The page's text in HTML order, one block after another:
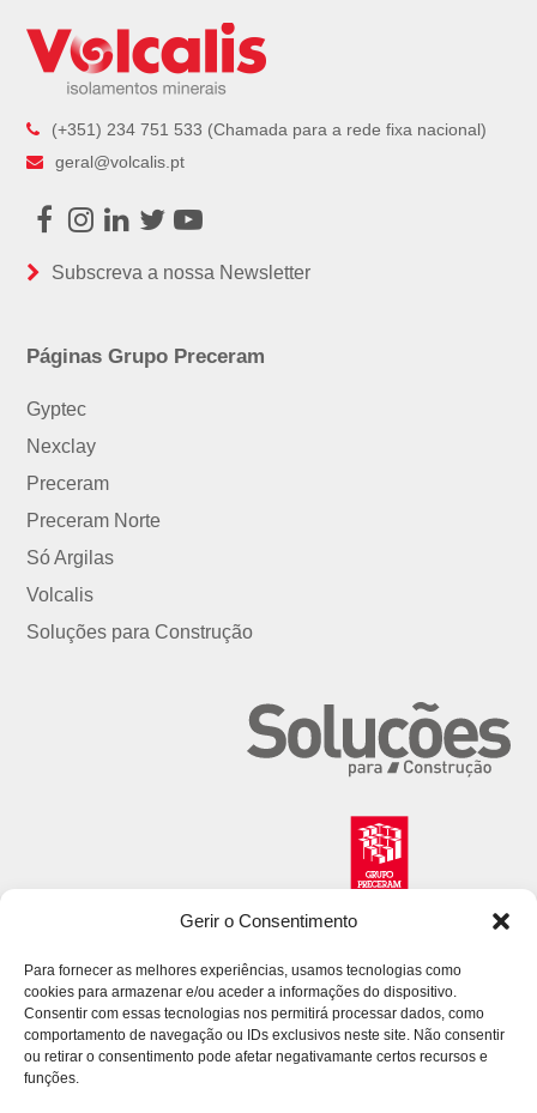
Gerir o Consentimento
Para fornecer as melhores experiências, usamos tecnologias como
cookies para armazenar e/ou aceder a informações do dispositivo.
Consentir com essas tecnologias nos permitirá processar dados, como
comportamento de navegação ou IDs exclusivos neste site. Não consentir
ou retirar o consentimento pode afetar negativamante certos recursos e
funções.
(+351) 234 751 533 (Chamada para a rede fixa nacional)
geral@volcalis.pt
Facebook
Instagram
LinkedIn
TwitterYoutube
Subscreva a nossa Newsletter
Páginas Grupo Preceram
Gyptec
Nexclay
Preceram
Preceram Norte
Só Argilas
Volcalis
Soluções para Construção